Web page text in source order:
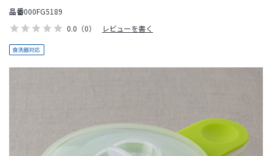
0.0 （0） レビューを書く
品番000FG5189